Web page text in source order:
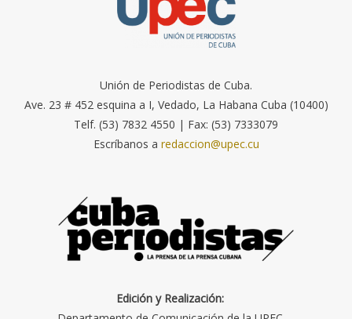
Unión de Periodistas de Cuba.
Ave. 23 # 452 esquina a I, Vedado, La Habana Cuba (10400)
Telf. (53) 7832 4550 | Fax: (53) 7333079
Escríbanos a redaccion@upec.cu
Edición y Realización: